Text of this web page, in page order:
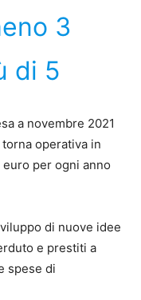
3
di 5
a novembre 2021
operativa in
per ogni anno
di nuove idee
e prestiti a
spese di